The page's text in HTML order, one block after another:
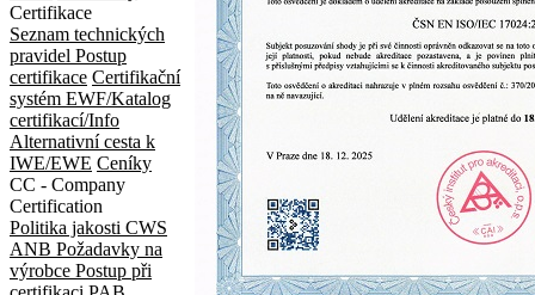
Certifikace
Seznam technických
pravidel Postup
certifikace Certifikační
systém EWF/Katalog
certifikací/Info
Alternativní cesta k
IWE/EWE Ceníky
CC - Company
Certification
Politika jakosti CWS
ANB Požadavky na
výrobce Postup při